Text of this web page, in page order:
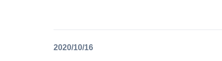
2020/10/16